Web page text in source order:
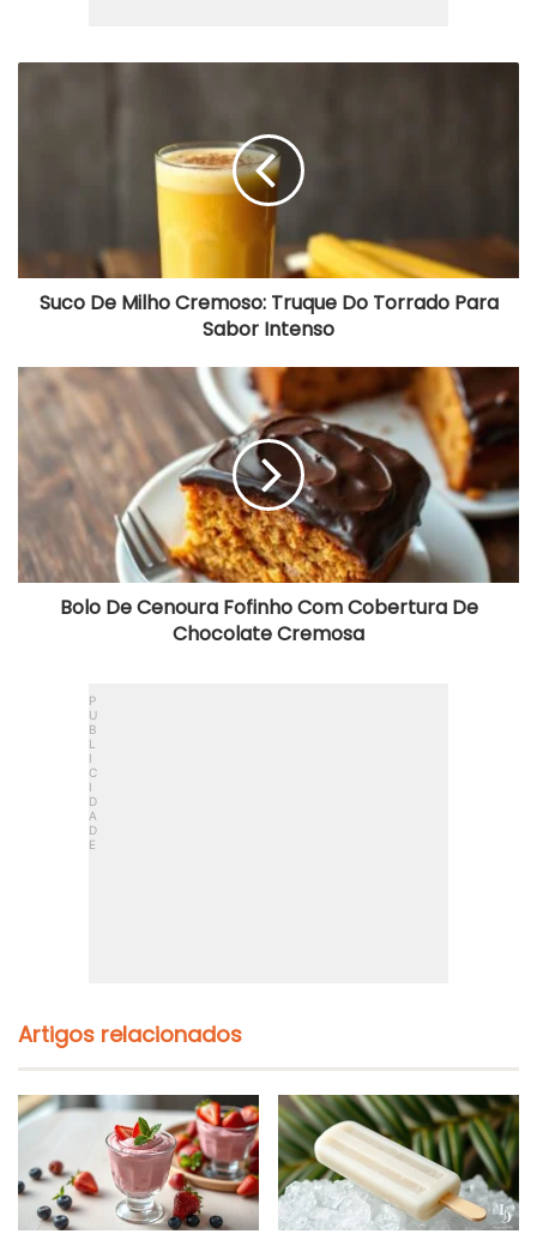
Suco
Intenso
Suco De Milho Cremoso: Truque Do Torrado Para
Sabor Intenso
Bolo
De
Cenoura
Fofinho
Com
Cobertura
De
Chocolate
Cremosa
Bolo De Cenoura Fofinho Com Cobertura De
Chocolate Cremosa
Artigos relacionados